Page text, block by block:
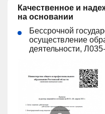
Качественное и
на основании
Бессрочной
осуществление
деятельности,